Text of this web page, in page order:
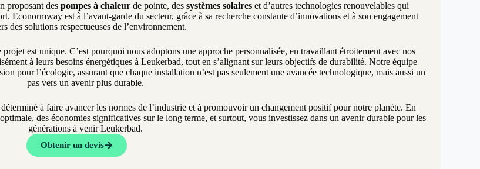
proposant des pompes à chaleurde pointe, des systèmes solaireset d’autres technologies renouvelables qui
est à l’avant-garde du secteur, grâce à sa recherche constante d’innovations et à son engagement
des solutions respectueuses de l’environnement.
est unique. C’est pourquoi nous adoptons une approche personnalisée, en travaillant étroitement avec nos
à leurs besoins énergétiques à Leukerbad, tout en s’alignant sur leurs objectifs de durabilité. Notre équipe
pour l’écologie, assurant que chaque installation n’est pas seulement une avancée technologique, mais aussi un
pas vers un avenir plus durable.
à faire avancer les normes de l’industrie et à promouvoir un changement positif pour notre planète. En
des économies significatives sur le long terme, et surtout, vous investissez dans un avenir durable pour les
générations à venir Leukerbad.
Obtenir un devis